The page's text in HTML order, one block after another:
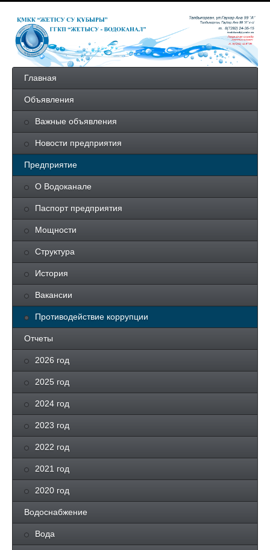
Главная
Объявления
Важные объявления
Новости предприятия
Предприятие
О Водоканале
Паспорт предприятия
Мощности
Структура
История
Вакансии
Противодействие коррупции
Отчеты
2026 год
2025 год
2024 год
2023 год
2022 год
2021 год
2020 год
Водоснабжение
Вода